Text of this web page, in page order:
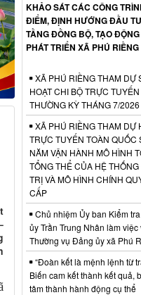
KHẢO SÁT CÁC CÔNG
ĐIỂM, ĐỊNH HƯỚNG ĐẦU
TẦNG ĐỒNG BỘ, TẠO
PHÁT TRIỂN XÃ PHÚ RIỀNG
XÃ PHÚ RIỀNG THAM DỰ
HOẠT CHI BỘ TRỰC TUYẾN
THƯỜNG KỲ THÁNG 7/2026
XÃ PHÚ RIỀNG THAM DỰ
TRỰC TUYẾN TOÀN QUỐC
NĂM VẬN HÀNH MÔ HÌNH
TỔNG THỂ CỦA HỆ
TRỊ VÀ MÔ HÌNH CHÍNH
CẤP
Chủ nhiệm Ủy ban Kiểm
ủy Trần Trung Nhân làm việc
Thường vụ Đảng ủy xã Phú
“Đoàn kết là mệnh lệnh từ
Biến cam kết thành kết quả,
tâm thành hành động cụ thể